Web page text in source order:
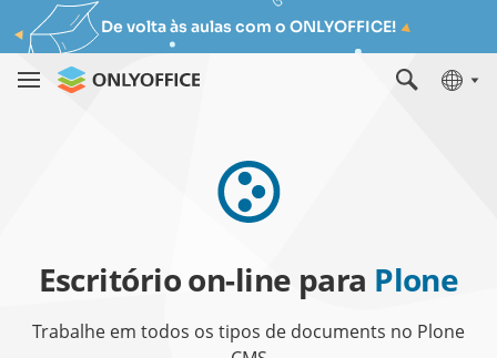
De volta às aulas com o ONLYOFFICE!
Escritório on-line para Plone
Trabalhe em todos os tipos de documents no Plone